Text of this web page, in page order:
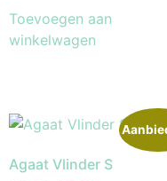
Toevoegen aan
winkelwagen
Agaat Vlinder S